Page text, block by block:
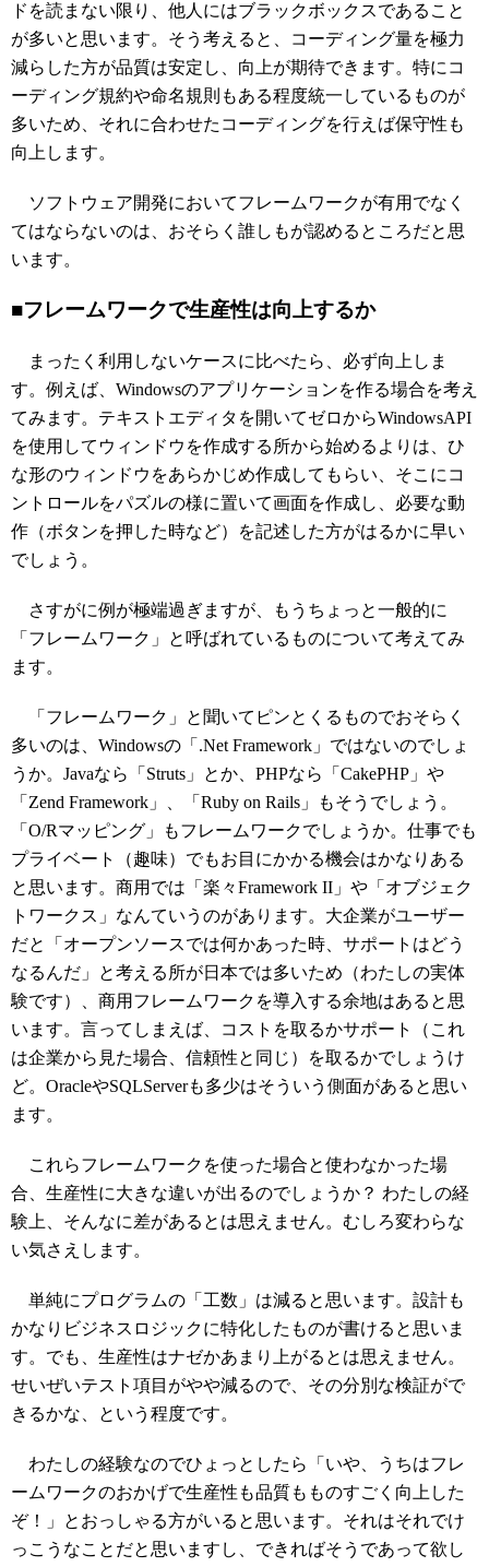
ドを読まない限り、他人にはブラックボックスであること
が多いと思います。そう考えると、コーディング量を極力
減らした方が品質は安定し、向上が期待できます。特にコ
ーディング規約や命名規則もある程度統一しているものが
多いため、それに合わせたコーディングを行えば保守性も
向上します。
ソフトウェア開発においてフレームワークが有用でなく
てはならないのは、おそらく誰しもが認めるところだと思
います。
■フレームワークで生産性は向上するか
まったく利用しないケースに比べたら、必ず向上しま
す。例えば、Windowsのアプリケーションを作る場合を考え
てみます。テキストエディタを開いてゼロからWindowsAPI
を使用してウィンドウを作成する所から始めるよりは、ひ
な形のウィンドウをあらかじめ作成してもらい、そこにコ
ントロールをパズルの様に置いて画面を作成し、必要な動
作（ボタンを押した時など）を記述した方がはるかに早い
でしょう。
さすがに例が極端過ぎますが、もうちょっと一般的に
「フレームワーク」と呼ばれているものについて考えてみ
ます。
「フレームワーク」と聞いてピンとくるものでおそらく
多いのは、Windowsの「.Net Framework」ではないのでしょ
うか。Javaなら「Struts」とか、PHPなら「CakePHP」や
「Zend Framework」、「Ruby on Rails」もそうでしょう。
「O/Rマッピング」もフレームワークでしょうか。仕事でも
プライベート（趣味）でもお目にかかる機会はかなりある
と思います。商用では「楽々Framework II」や「オブジェク
トワークス」なんていうのがあります。大企業がユーザー
だと「オープンソースでは何かあった時、サポートはどう
なるんだ」と考える所が日本では多いため（わたしの実体
験です）、商用フレームワークを導入する余地はあると思
います。言ってしまえば、コストを取るかサポート（これ
は企業から見た場合、信頼性と同じ）を取るかでしょうけ
ど。OracleやSQLServerも多少はそういう側面があると思い
ます。
これらフレームワークを使った場合と使わなかった場
合、生産性に大きな違いが出るのでしょうか？ わたしの経
験上、そんなに差があるとは思えません。むしろ変わらな
い気さえします。
単純にプログラムの「工数」は減ると思います。設計も
かなりビジネスロジックに特化したものが書けると思いま
す。でも、生産性はナゼかあまり上がるとは思えません。
せいぜいテスト項目がやや減るので、その分別な検証がで
きるかな、という程度です。
わたしの経験なのでひょっとしたら「いや、うちはフレ
ームワークのおかげで生産性も品質もものすごく向上した
ぞ！」とおっしゃる方がいると思います。それはそれでけ
っこうなことだと思いますし、できればそうであって欲し